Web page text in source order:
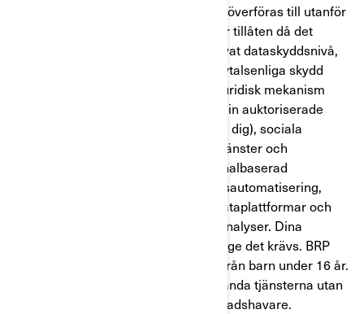
Dina personuppgifter kan komma att överföras till utanför
ditt hemland. Den här överföringen är tillåten då det
mottagande landet erbjuder en adekvat dataskyddsnivå,
du har gett ditt samtycke, lämpliga avtalsenliga skydd
finns på plats eller att någon annan juridisk mekanism
tillämpas. Dina uppgifter delas med din auktoriserade
BRP-återförsäljare (som kan kontakta dig), sociala
medieplattformar, tredje parts molntjänster och
marknadsförare, utvecklare, multikanalbaserad
marknadsföring och marknadsföringsautomatisering,
marknadsföringskonsulter för kunddataplattformar och
leverantörer av webb-/evenemangsanalyser. Dina
personuppgifter sparas endast så länge det krävs. BRP
samlar inte medvetet in information från barn under 16 år.
Om du är under 16 år får du inte använda tjänsterna utan
samtycke från en förälder eller vårdnadshavare.